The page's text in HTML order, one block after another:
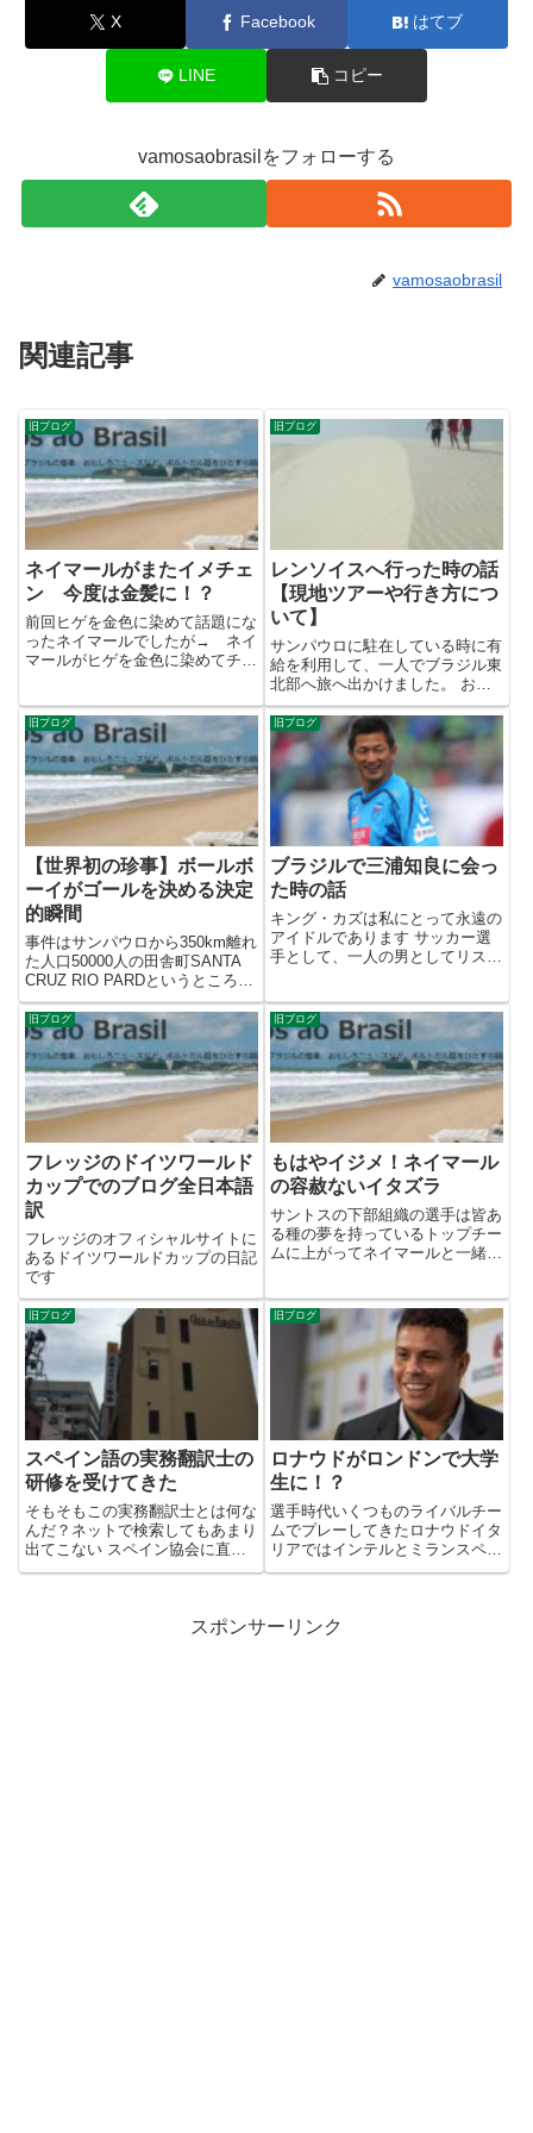
X Facebook はてブ
LINE コピー
vamosaobrasilをフォローする
vamosaobrasil
関連記事
旧ブログ
ネイマールがまたイメチェ
ン 今度は金髪に！？
前回ヒゲを金色に染めて話題にな
ったネイマールでしたが→ ネイ
マールがヒゲを金色に染めてチャ
てイメチェンをしたようですネイ
マールは二つの写真を自身のサイ
トにアップしましたLoirin...
旧ブログ
レンソイスへ行った時の話
【現地ツアーや行き方につ
いて】
サンパウロに駐在している時に有
給を利用して、一人でブラジル東
北部へ旅へ出かけました。 およ
そ一週間をかけて、サンルイス
→ マラニョン → パライーバ →
フォルタレーザ → ナタウを回り
ました。 本日はその中で特に印
象 […]
旧ブログ
【世界初の珍事】ボールボ
ーイがゴールを決める決定
的瞬間
事件はサンパウロから350km離れ
た人口50000人の田舎町SANTA
CRUZ RIO PARDというところで
起きました。ブラジル杯をの出場
をかけたサンパウロのカップ戦、
サンタクルゼンセVSアトレチコ
ソロカバの試合での出来事ゲーム
は1-0...
旧ブログ
ブラジルで三浦知良に会っ
た時の話
キング・カズは私にとって永遠の
アイドルであります サッカー選
手として、一人の男としてリスペ
っていますが、もしも引退試合を
やるものならば有休をとってでも
駆けつける […]
旧ブログ
フレッジのドイツワールド
カップでのブログ全日本語
訳
フレッジのオフィシャルサイトに
あるドイツワールドカップの日記
です
旧ブログ
もはやイジメ！ネイマール
の容赦ないイタズラ
サントスの下部組織の選手は皆あ
る種の夢を持っているトップチー
ムに上がってネイマールと一緒に
君でネイマールのいたずらにより
こんな頭になってしまいましたこ
れってイジメじゃないの？ディ
旧ブログ
スペイン語の実務翻訳士の
研修を受けてきた
そもそもこの実務翻訳士とは何な
んだ？ネットで検索してもあまり
出てこない スペイン協会に直接
TELで問い合わせてもなんやよう
で、実家に帰るついでに受けに行
旧ブログ
ロナウドがロンドンで大学
生に！？
選手時代いくつものライバルチー
ムでプレーしてきたロナウドイタ
リアではインテルとミランスペイ
ンではバルセロナとレアル今度は
を移すこととなった何のために？
スポンサーリンク